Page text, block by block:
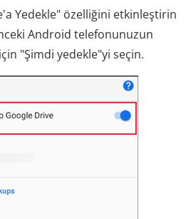
Yedekle" özelliğini etkinleştirin
Android telefonunuzun
"Şimdi yedekle"yi seçin.